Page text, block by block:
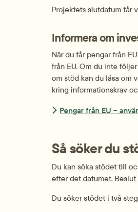
Projektets slutdatum får
Informera om
När du får pengar från
från EU. Om du inte
om stöd kan du läsa om
kring informationskrav
Pengar från EU –
Så söker du
Du kan söka stödet till
efter det datumet.
Du söker stödet i två